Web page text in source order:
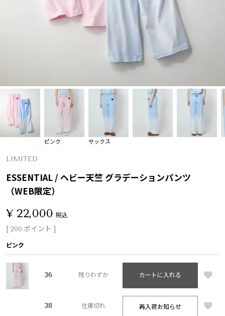
ピンク サックス
LIMITED
ESSENTIAL / ヘビー天竺 グラデーションパンツ
（WEB限定）
¥ 22,000 税込
[ 200 ポイント ]
ピンク
36 残りわずか カートに入れる
38 在庫切れ 再入荷お知らせ